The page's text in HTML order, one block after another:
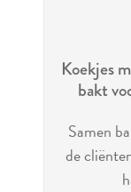
Koekjes
bakt
Samen
de